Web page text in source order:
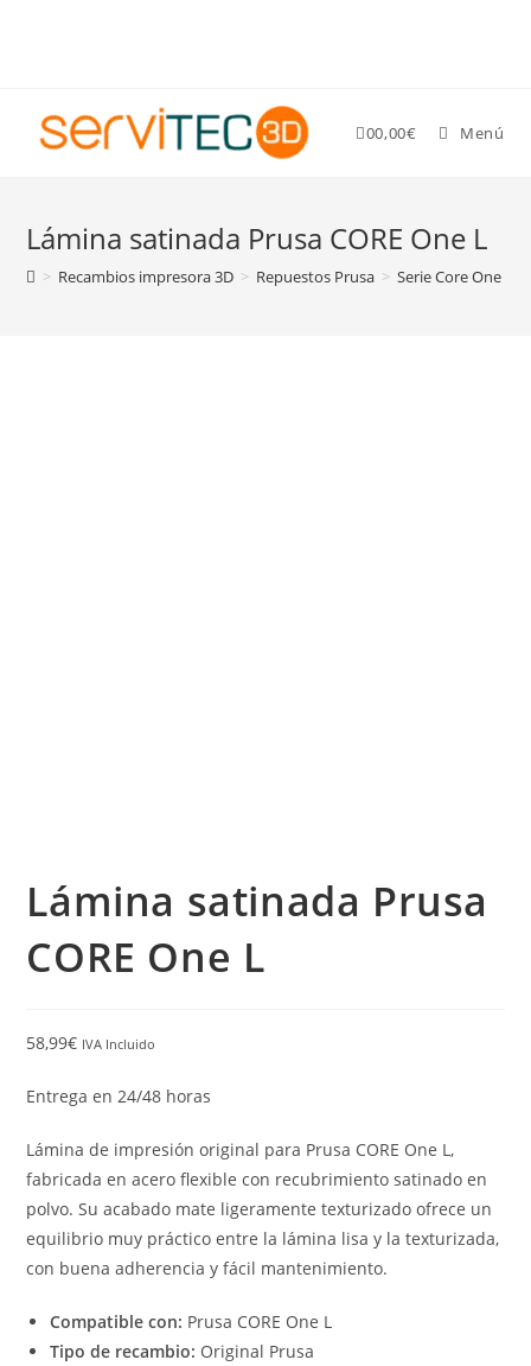
00,00€ Menú
Lámina satinada Prusa CORE One L
> Recambios impresora 3D > Repuestos Prusa > Serie Core One L
Lámina satinada Prusa
CORE One L
58,99€ IVA Incluido
Entrega en 24/48 horas
Lámina de impresión original para Prusa CORE One L,
fabricada en acero flexible con recubrimiento satinado en
polvo. Su acabado mate ligeramente texturizado ofrece un
equilibrio muy práctico entre la lámina lisa y la texturizada,
con buena adherencia y fácil mantenimiento.
Compatible con: Prusa CORE One L
Tipo de recambio: Original Prusa